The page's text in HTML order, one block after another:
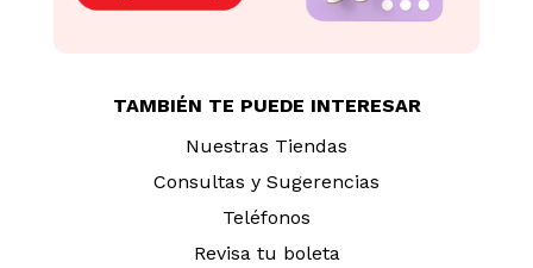
TAMBIÉN TE PUEDE INTERESAR
Nuestras Tiendas
Consultas y Sugerencias
Teléfonos
Revisa tu boleta